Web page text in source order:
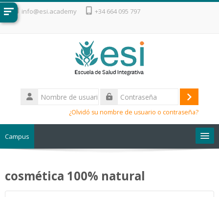
Salta al contenido principal
info@esi.academy +34 664 095 797
Nombre
de
Acceder
¿Olvidó su nombre de usuario o contraseña?
Campus
cosmética 100% natural